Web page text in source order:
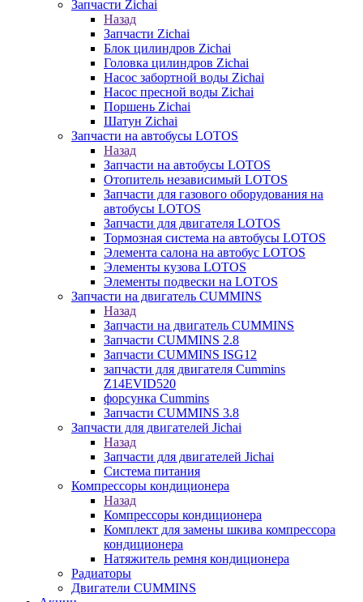
Запчасти Zichai
Назад
Запчасти Zichai
Блок цилиндров Zichai
Головка цилиндров Zichai
Насос забортной воды Zichai
Насос пресной воды Zichai
Поршень Zichai
Шатун Zichai
Запчасти на автобусы LOTOS
Назад
Запчасти на автобусы LOTOS
Отопитель независимый LOTOS
Запчасти для газового оборудования на
автобусы LOTOS
Запчасти для двигателя LOTOS
Тормозная система на автобусы LOTOS
Элемента салона на автобус LOTOS
Элементы кузова LOTOS
Элементы подвески на LOTOS
Запчасти на двигатель CUMMINS
Назад
Запчасти на двигатель CUMMINS
Запчасти CUMMINS 2.8
Запчасти CUMMINS ISG12
запчасти для двигателя Cummins
Z14EVID520
форсунка Cummins
Запчасти CUMMINS 3.8
Запчасти для двигателей Jichai
Назад
Запчасти для двигателей Jichai
Система питания
Компрессоры кондиционера
Назад
Компрессоры кондиционера
Комплект для замены шкива компрессора
кондиционера
Натяжитель ремня кондиционера
Радиаторы
Двигатели CUMMINS